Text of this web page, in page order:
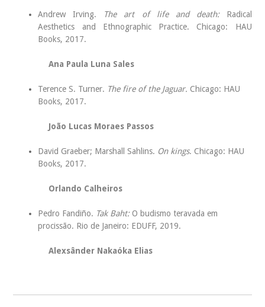
Andrew Irving. The art of life and death:Radical
Aesthetics and Ethnographic Practice. Chicago: HAU
Books, 2017.
Ana Paula Luna Sales
Terence S. Turner. The fire of the Jaguar. Chicago: HAU
Books, 2017.
João Lucas Moraes Passos
David Graeber; Marshall Sahlins. On kings. Chicago: HAU
Books, 2017.
Orlando Calheiros
Pedro Fandiño. Tak Baht:O budismo teravada em
procissão. Rio de Janeiro: EDUFF, 2019.
Alexsânder Nakaóka Elias